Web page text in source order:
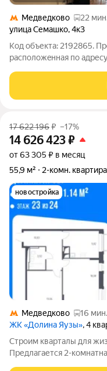
Медведково
22
улица Семашко,4к3
Код объекта: 2192865.
pacпoлoжeннaя пo
киpпичногo домa,
в 2001 году компанией
17 622 196₽ –17%
14 626 423₽
от 63 305 ₽ в месяц
55,9 м²
2-комн. квартира
новостройка
Медведково
16 мин.
ЖК «Долина Яузы», 4
Строим кварталы для
Предлагается 2-